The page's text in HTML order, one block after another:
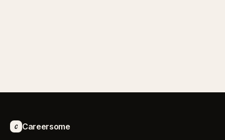
c Careersome